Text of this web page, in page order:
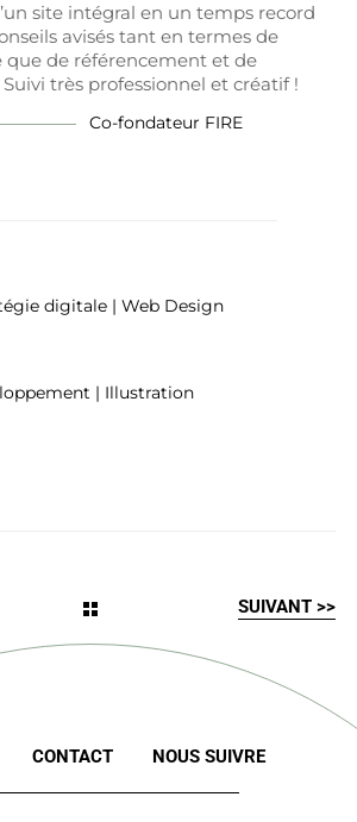
site intégral en un temps record
avisés tant en termes de
que de référencement et de
très professionnel et créatif !
Co-fondateur FIRE
digitale| Web Design
| Illustration
SUIVANT >>
CONTACT NOUS SUIVRE